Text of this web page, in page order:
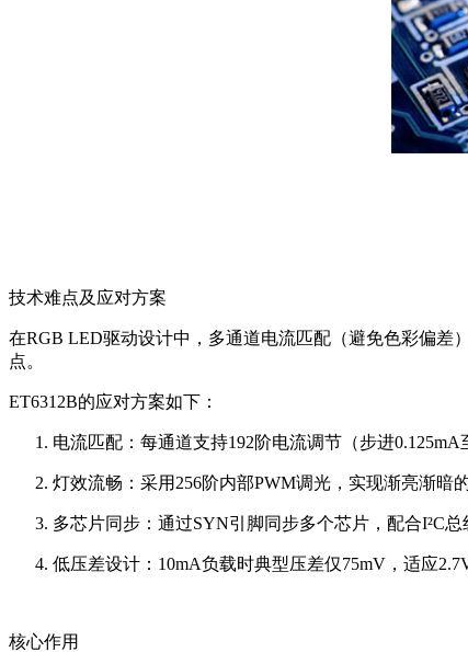
技术难点及应对方案
在RGB LED驱动设计中，多通道电流匹配（避免色彩偏差
点。
ET6312B的应对方案如下：
电流匹配：每通道支持192阶电流调节（步进
灯效流畅：采用256阶内部PWM调光，实现渐亮渐暗
多芯片同步：通过SYN引脚同步多个芯片，配合I²C
低压差设计：10mA负载时典型压差仅75mV，适应
核心作用